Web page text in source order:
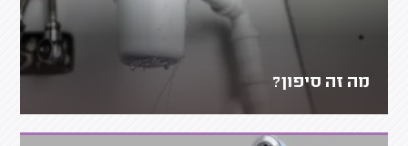
מה זה סיפון?